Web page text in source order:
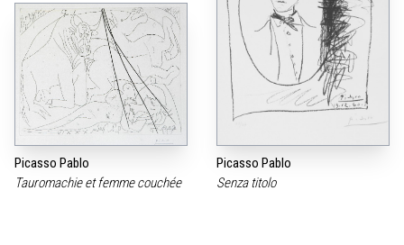
Picasso Pablo
Tauromachie et femme couchée
Picasso Pablo
Senza titolo